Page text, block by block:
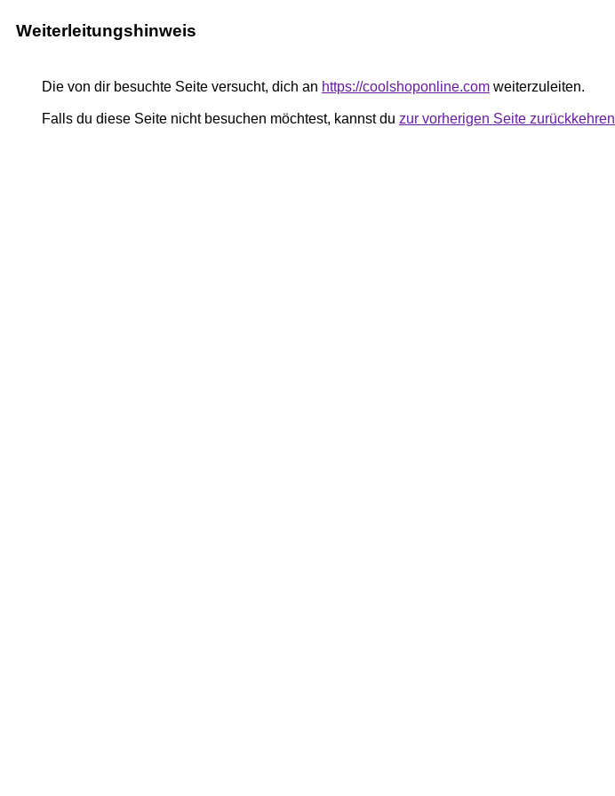
Weiterleitungshinweis
Die von dir besuchte Seite versucht, dich an https://coolshoponline.com weiterzuleiten.
Falls du diese Seite nicht besuchen möchtest, kannst du zur vorherigen Seite zurückkehren